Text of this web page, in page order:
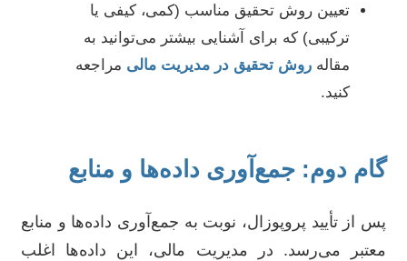
تعیین روش تحقیق مناسب (کمی، کیفی یا
ترکیبی) که برای آشنایی بیشتر می‌توانید به
مقاله روش تحقیق در مدیریت مالی مراجعه
کنید.
گام دوم: جمع‌آوری داده‌ها و منابع
پس از تأیید پروپوزال، نوبت به جمع‌آوری داده‌ها و منابع
معتبر می‌رسد. در مدیریت مالی، این داده‌ها اغلب